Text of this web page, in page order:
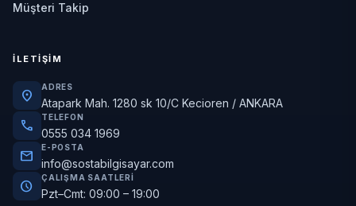
Müşteri Takip
İLETIŞIM
location_on ADRES
Atapark Mah. 1280 sk 10/C Kecioren / ANKARA
call TELEFON
0555 034 1969
mail E-POSTA
info@sostabilgisayar.com
schedule ÇALIŞMA SAATLERI
Pzt–Cmt: 09:00 – 19:00